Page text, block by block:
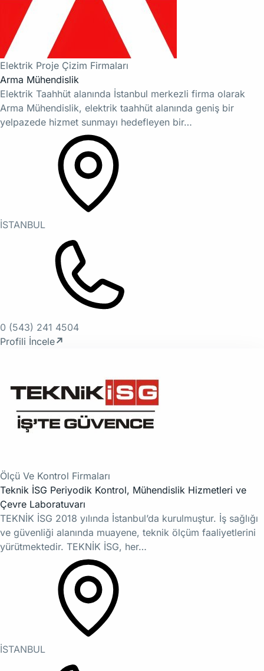
Elektrik Proje Çizim Firmaları
Arma Mühendislik
Elektrik Taahhüt alanında İstanbul merkezli firma olarak
Arma Mühendislik, elektrik taahhüt alanında geniş bir
yelpazede hizmet sunmayı hedefleyen bir…
İSTANBUL
0 (543) 241 4504
Profili İncele↗
Ölçü Ve Kontrol Firmaları
Teknik İSG Periyodik Kontrol, Mühendislik Hizmetleri ve
Çevre Laboratuvarı
TEKNİK İSG 2018 yılında İstanbul’da kurulmuştur. İş sağlığı
ve güvenliği alanında muayene, teknik ölçüm faaliyetlerini
yürütmektedir. TEKNİK İSG, her…
İSTANBUL